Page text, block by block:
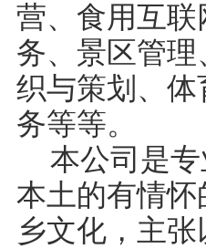
营、食用互
务、景区管
织与策划、
务等等。
本公司是
本土的有情
乡文化，主